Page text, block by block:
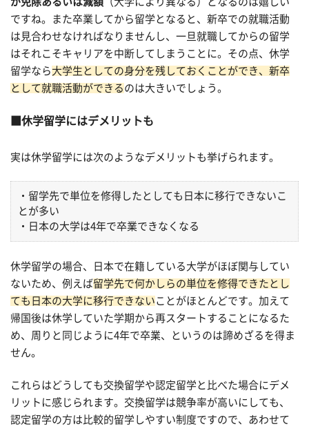
ですね。また卒業してから留学となると、新卒での就職活動
は見合わせなければなりませんし、一旦就職してからの留学
はそれこそキャリアを中断してしまうことに。その点、休学
留学なら 大学生としての身分を残しておくことができ、新卒
として就職活動ができる のは大きいでしょう。
休学留学にはデメリットも
実は休学留学には次のようなデメリットも挙げられます。
・留学先で単位を修得したとしても日本に移行できないこ
とが多い
・日本の大学は4年で卒業できなくなる
休学留学の場合、日本で在籍している大学がほぼ関与してい
ないため、例えば留学先で何かしらの単位を修得できたとし
ても日本の大学に移行できない ことがほとんどです。加えて
帰国後は休学していた学期から再スタートすることになるた
め、周りと同じように4年で卒業、というのは諦めざるを得ま
せん。
これらはどうしても交換留学や認定留学と比べた場合にデメ
リットに感じられます。交換留学は競争率が高いにしても、
認定留学の方は比較的留学しやすい制度ですので、あわせて